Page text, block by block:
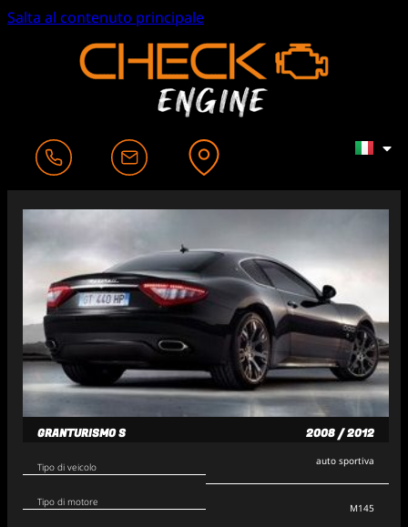
Salta al contenuto principale
GRANTURISMO S 2008 / 2012
Tipo di veicolo
Tipo di motore
auto sportiva
M145